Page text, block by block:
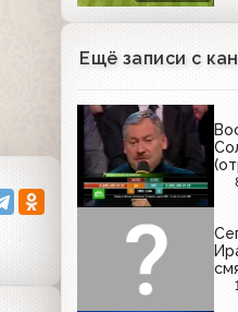
Ещё записи с